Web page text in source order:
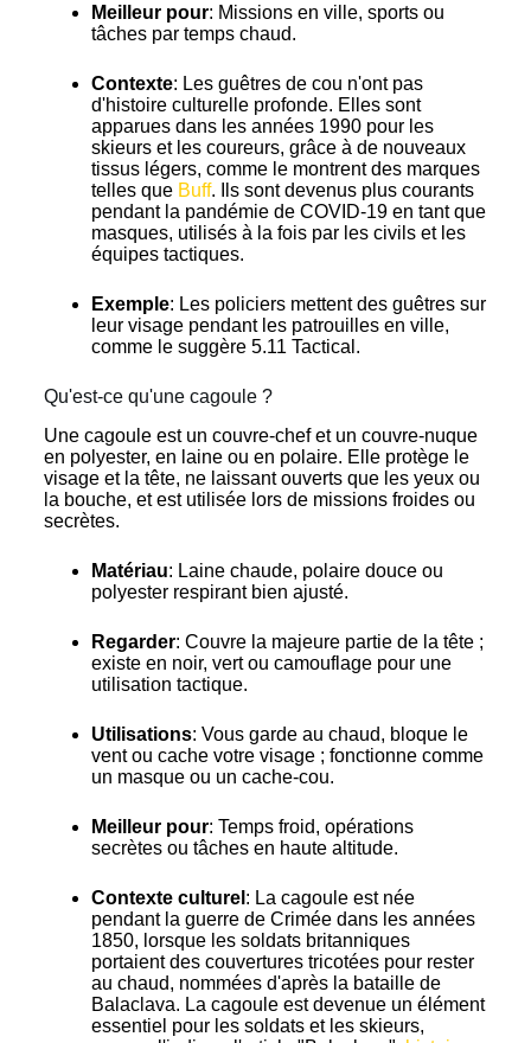
Meilleur pour: Missions en ville, sports ou
tâches par temps chaud.
Contexte: Les guêtres de cou n'ont pas
d'histoire culturelle profonde. Elles sont
apparues dans les années 1990 pour les
skieurs et les coureurs, grâce à de nouveaux
tissus légers, comme le montrent des marques
telles que Buff. Ils sont devenus plus courants
pendant la pandémie de COVID-19 en tant que
masques, utilisés à la fois par les civils et les
équipes tactiques.
Exemple: Les policiers mettent des guêtres sur
leur visage pendant les patrouilles en ville,
comme le suggère 5.11 Tactical.
Qu'est-ce qu'une cagoule ?
Une cagoule est un couvre-chef et un couvre-nuque
en polyester, en laine ou en polaire. Elle protège le
visage et la tête, ne laissant ouverts que les yeux ou
la bouche, et est utilisée lors de missions froides ou
secrètes.
Matériau: Laine chaude, polaire douce ou
polyester respirant bien ajusté.
Regarder: Couvre la majeure partie de la tête ;
existe en noir, vert ou camouflage pour une
utilisation tactique.
Utilisations: Vous garde au chaud, bloque le
vent ou cache votre visage ; fonctionne comme
un masque ou un cache-cou.
Meilleur pour: Temps froid, opérations
secrètes ou tâches en haute altitude.
Contexte culturel : La cagoule est née
pendant la guerre de Crimée dans les années
1850, lorsque les soldats britanniques
portaient des couvertures tricotées pour rester
au chaud, nommées d'après la bataille de
Balaclava. La cagoule est devenue un élément
essentiel pour les soldats et les skieurs,